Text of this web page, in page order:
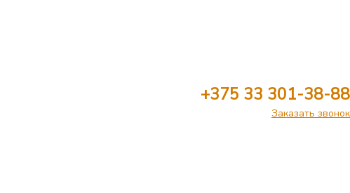
+375 33 301-38-88
Заказать звонок